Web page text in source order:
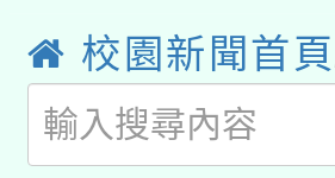
薪期間赴陸
業技術研究
用水績優單
115年8月22
桃園市孔廟
2026年桃園
校園新聞首頁